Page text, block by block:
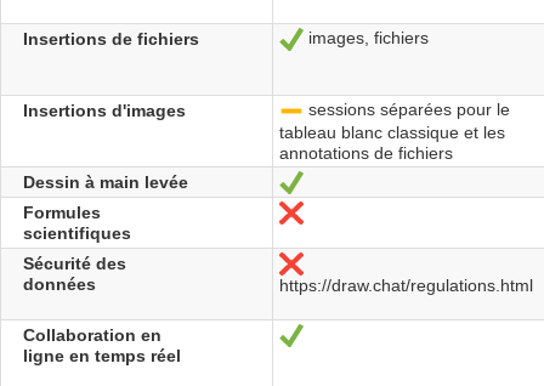
Insertions de fichiers Oui
images, fichiers
Insertions d'images -sessions séparées pour le
tableau blanc classique et les
annotations de fichiers
Dessin à main levée
Oui
Formules
scientifiques
Non
Sécurité des
données
Non
https://draw.chat/regulations.html
Collaboration en
ligne en temps réel
Oui